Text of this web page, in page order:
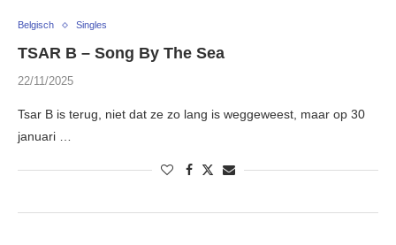
Belgisch Singles
TSAR B – Song By The Sea
22/11/2025
Tsar B is terug, niet dat ze zo lang is weggeweest, maar op 30
januari …